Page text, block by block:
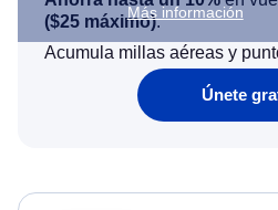
Más información
($25 máximo).
Acumula millas aéreas y
Únete